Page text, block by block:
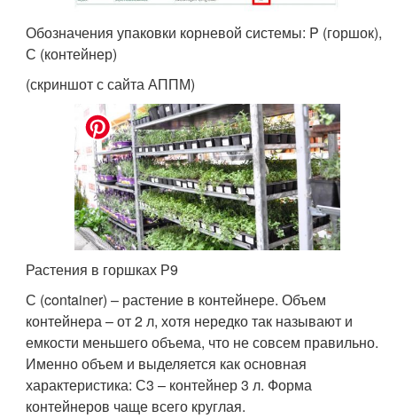
Обозначения упаковки корневой системы: P (горшок),
С (контейнер)
(скриншот с сайта АППМ)
Растения в горшках Р9
С (container) – растение в контейнере. Объем
контейнера – от 2 л, хотя нередко так называют и
емкости меньшего объема, что не совсем правильно.
Именно объем и выделяется как основная
характеристика: С3 – контейнер 3 л. Форма
контейнеров чаще всего круглая.